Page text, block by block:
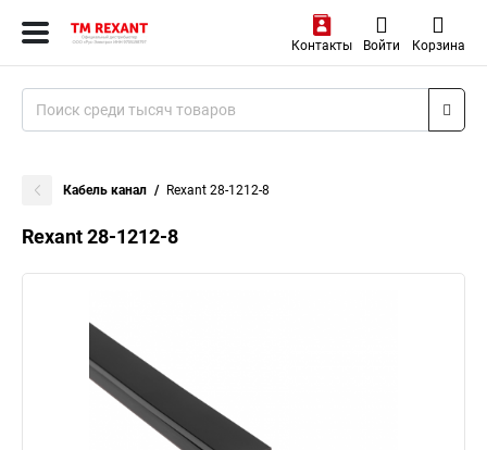
Контакты Войти Корзина
Кабель канал Rexant 28-1212-8
Rexant 28-1212-8